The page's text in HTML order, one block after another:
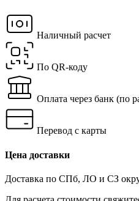
Наличный расчет
По QR-коду
Оплата через банк (по
Перевод с карты
Цена доставки
Доставка по СПб, ЛО и СЗ